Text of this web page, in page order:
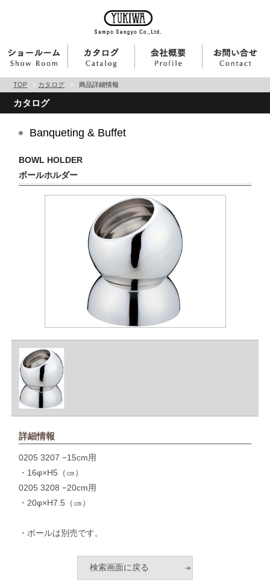
TOP > カタログ > 商品詳細情報
カタログ
Banqueting & Buffet
BOWL HOLDER
ボールホルダー
詳細情報
0205 3207 −15cm用
・16φ×H5（㎝）
0205 3208 −20cm用
・20φ×H7.5（㎝）
・ボールは別売です。